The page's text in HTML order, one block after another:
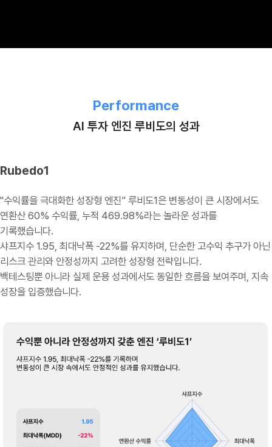
Performance
AI 투자 엔진 루비도의 성과
Rubedo1
"수익률을 극대화한 성장형 엔진” 루비도1은 변동성이 큰 시장에서도
연환산 60% 수익률, 누적 469.98%라는 놀라운 성과를
기록했습니다.
샤프지수 1.95, 최대낙폭 -22%를 유지하며, 단순한 고수익 추구가 아닌
리스크 관리와 안정성까지 고려한 성장형 전략입니다.
백테스팅뿐 아니라 실제 운용 성과에서도 동일한 흐름을 보여주며, 지속
성장을 입증했습니다.